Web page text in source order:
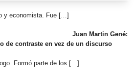
y economista. Fue […]
Juan Martin Gené:
de contraste en vez de un discurso
Formó parte de los […]